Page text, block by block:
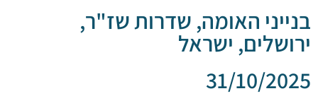
האומה, שדרות שז"ר,
ישראל
31/10/